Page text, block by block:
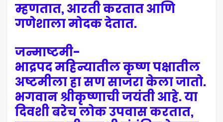
म्हणतात, आरती करतात आणि
गणेशाला मोदक देतात.
जन्माष्टमी-
भाद्रपद महिन्यातील कृष्ण पक्षातील
अष्टमीला हा सण साजरा केला जातो.
भगवान श्रीकृष्णाची जयंती आहे. या
दिवशी बरेच लोक उपवास करतात,